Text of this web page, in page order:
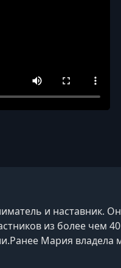
и наставник.
из более чем
Мария